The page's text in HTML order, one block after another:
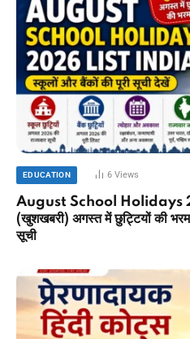
EDUCATION 6Views
August School Holidays
(खुशखबरी) अगस्त में छुट्टियों की
सूची